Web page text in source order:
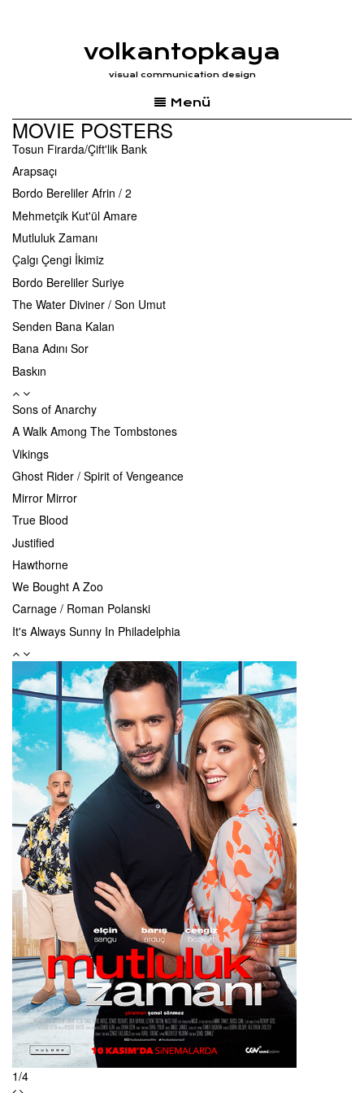
volkantopkaya
visual communication design
Menü
MOVIE POSTERS
A Tale Of Three Sisters / Kız Kardesler
Sen Anlat Karadeniz 2. Sezon
Tosun Firarda/Çift'lik Bank
Arapsaçı
Bordo Bereliler Afrin / 2
Mehmetçik Kut'ül Amare
Mutluluk Zamanı
Çalgı Çengi İkimiz
Bordo Bereliler Suriye
The Water Diviner / Son Umut
Senden Bana Kalan
Bana Adını Sor
Baskın
Ankara Yazı
Olur Olur Bal Gibi Olur
Bizans Oyunları
Mavi gece
Anadolu Kartalları
Sons of Anarchy
A Walk Among The Tombstones
Vikings
Ghost Rider / Spirit of Vengeance
Mirror Mirror
True Blood
Justified
Hawthorne
We Bought A Zoo
Carnage / Roman Polanski
It's Always Sunny In Philadelphia
Lights Out
Terriers
Psych
The Rebound
Louie
The Dude
Duck
Mr. Sunshine
The Closer
Saving Grace B. Jones
Are You There Chelsea?
Hung
Flying Lessons
Satin
The Levenger Tapes
1/4